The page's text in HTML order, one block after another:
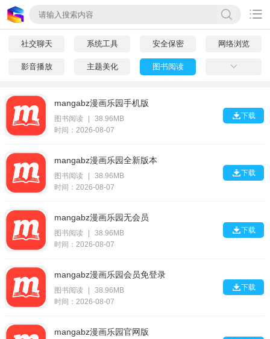

社交聊天 系统工具 安全保密 网络浏览
影音播放 主题美化 图书阅读 
mangabz漫画乐园手机版
图书阅读
38.96MB
时间：2026-08-07
下载
mangabz漫画乐园全新版本
图书阅读
38.96MB
时间：2026-08-07
下载
mangabz漫画乐园无会员
图书阅读
38.96MB
时间：2026-08-07
下载
mangabz漫画乐园会员免登录
图书阅读
38.96MB
时间：2026-08-07
下载
mangabz漫画乐园官网版